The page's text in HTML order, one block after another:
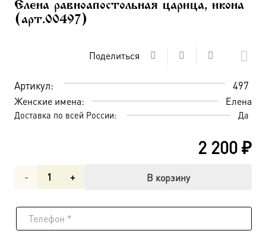
Елена равноапостольная царица, икона
(арт.00497)
Поделиться
Артикул: 497
Женские имена: Елена
Доставка по всей России: Да
2 200₽
Количество
Елена
В корзину